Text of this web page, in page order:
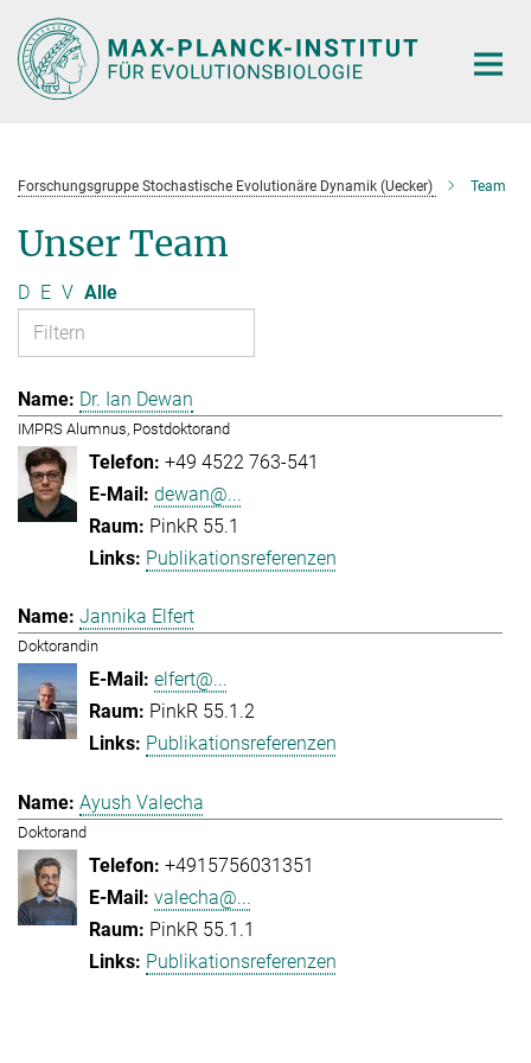
Hauptinhalt
Forschungsgruppe Stochastische Evolutionäre Dynamik (Uecker) Team
Unser Team
D E V Alle
Dr. Ian Dewan
IMPRS Alumnus, Postdoktorand
+49 4522 763-541
dewan@...
PinkR 55.1
Publikationsreferenzen
Jannika Elfert
Doktorandin
elfert@...
PinkR 55.1.2
Publikationsreferenzen
Ayush Valecha
Doktorand
+4915756031351
valecha@...
PinkR 55.1.1
Publikationsreferenzen